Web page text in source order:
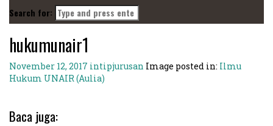
Search for:
hukumunair1
November 12, 2017 intipjurusan Image posted in: Ilmu
Hukum UNAIR (Aulia)
Baca juga: